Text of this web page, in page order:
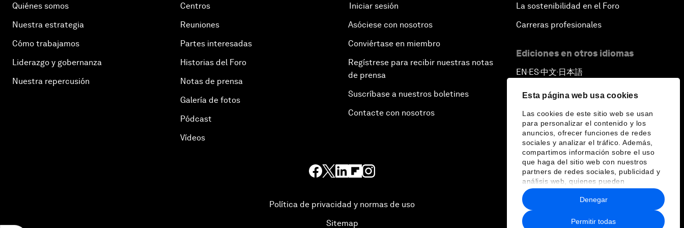
Esta página web usa cookies
Las cookies de este sitio web se usan
para personalizar el contenido y los
anuncios, ofrecer funciones de redes
sociales y analizar el tráfico. Además,
compartimos información sobre el uso
que haga del sitio web con nuestros
partners de redes sociales, publicidad y
análisis web, quienes pueden
combinarla con otra información que les
haya proporcionado o que hayan
recopilado a partir del uso que haya
hecho de sus servicios.
Permitir todas
Denegar
Quiénes somos
Nuestra estrategia
Cómo trabajamos
Liderazgo y gobernanza
Nuestra repercusión
Centros
Reuniones
Partes interesadas
Historias del Foro
Notas de prensa
Galería de fotos
Pódcast
Vídeos
Iniciar sesión
Asóciese con nosotros
Conviértase en miembro
Regístrese para recibir nuestras notas
de prensa
Suscríbase a nuestros boletines
Contacte con nosotros
La sostenibilidad en el Foro
Carreras profesionales
Ediciones en otros idiomas
EN ▪ ES▪中文▪ 日本語
Política de privacidad y normas de uso
Sitemap